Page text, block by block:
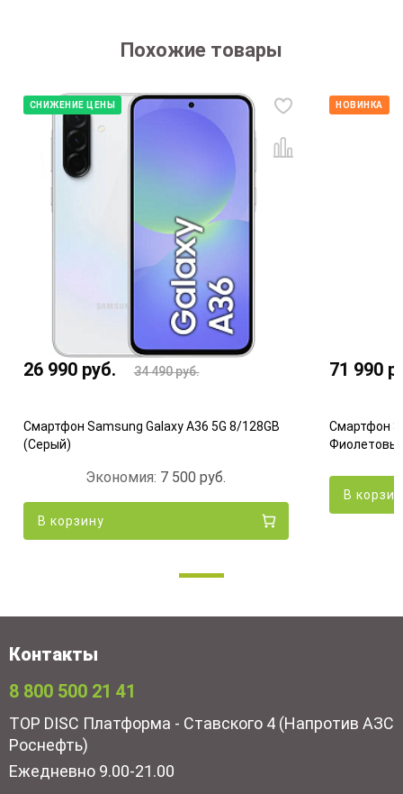
Похожие товары
СНИЖЕНИЕ ЦЕНЫ
26 990 руб. 34 490руб.
Смартфон Samsung Galaxy A36 5G 8/128GB
(Серый)
Экономия: 7 500руб.
В корзину
НОВИНКА
71 990
Смартфон
В
Контакты
8 800 500 21 41
TOP DISC Платформа - Ставского 4 (Напротив АЗС
Роснефть)
Ежедневно 9.00-21.00